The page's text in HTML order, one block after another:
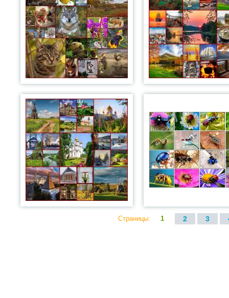
Страницы: 1 2 3